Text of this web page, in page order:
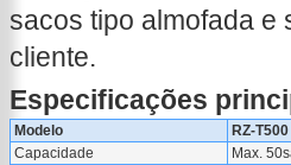
sacos tipo almofada e
cliente.
Especificações
Modelo
RZ-T500
Capacidade
Max.